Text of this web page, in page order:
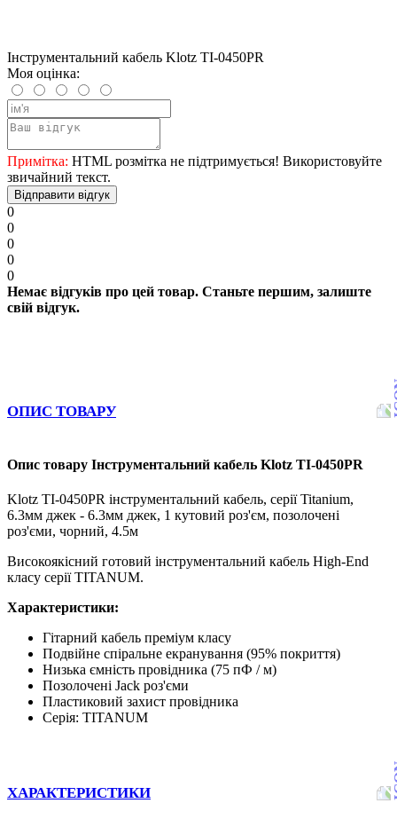
Інструментальний кабель Klotz TI-0450PR
Моя оцінка:
Примітка: HTML розмітка не підтримується! Використовуйте
звичайний текст.
Відправити відгук
0
0
0
0
0
Немає відгуків про цей товар. Станьте першим, залиште
свій відгук.
ОПИС ТОВАРУ
Опис товару Інструментальний кабель Klotz TI-0450PR
Klotz TI-0450PR інструментальний кабель, серії Titanium,
6.3мм джек - 6.3мм джек, 1 кутовий роз'єм, позолочені
роз'єми, чорний, 4.5м
Високоякісний готовий інструментальний кабель High-End
класу серії TITANUM.
Характеристики:
Гітарний кабель преміум класу
Подвійне спіральне екранування (95% покриття)
Низька ємність провідника (75 пФ / м)
Позолочені Jack роз'єми
Пластиковий захист провідника
Серія: TITANUM
ХАРАКТЕРИСТИКИ